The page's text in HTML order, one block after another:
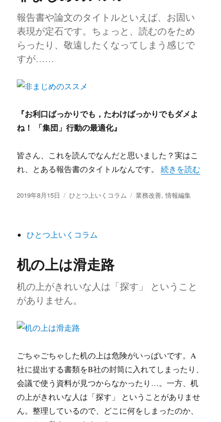
報告書や論文のタイトルといえば、お固い
表現が定石です。ちょっと、読むのをため
らったり、敬遠したくなってしまう感じで
すが……
『お利口ばっかりでも，たわけばっかりでもダメよ
ね！ 「集団」行動の最適化』
皆さん、これを読んでなんだと思いました？実はこ
れ、とある報告書のタイトルなんです。“非まじめのスス
続きを読む
投
2019年8月15日
カ
ー
ひとつ上いくコラム
タ
業務改善,情報編集
ひとつ上いくコラム
机の上は滑走路
机の上がきれいな人は「探す」 ということ
がありません。
ごちゃごちゃした机の上は危険がいっぱいです。A
社に提出する書類をB社の封筒に入れてしまったり、
会議で使う資料が見つからなかったり…。一方、机
の上がきれいな人は「探す」 ということがありませ
ん。整理しているので、どこに何をしまったのか、